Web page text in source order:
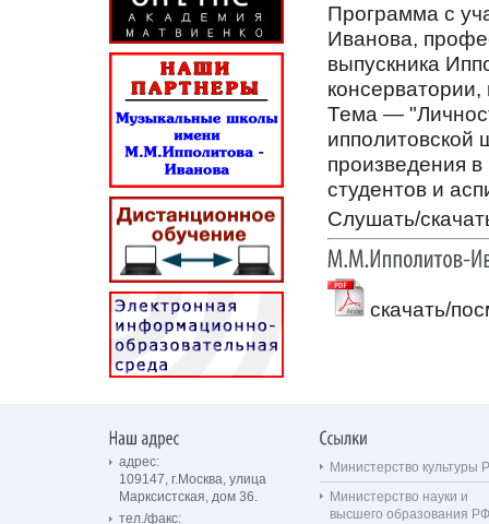
Программа с
Иванова,
выпускника
Тема —
ипполитовской
произведения
студентов и
Слушать/
скачать/
адрес:
109147, г.Москва, улица
Марксистская, дом 36.
тел./факс:
Министерство культуры
Министерство науки и
высшего образования РФ